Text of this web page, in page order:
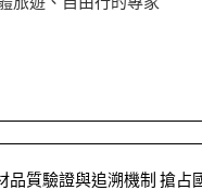
品質驗證與追溯機制 搶占